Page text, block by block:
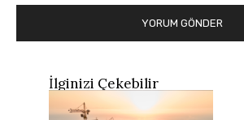
İlginizi Çekebilir